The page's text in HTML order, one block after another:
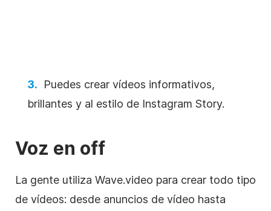
Puedes crear vídeos informativos,
brillantes y al estilo de Instagram Story.
Voz en off
La gente utiliza Wave.video para crear todo tipo
de vídeos: desde anuncios de vídeo hasta